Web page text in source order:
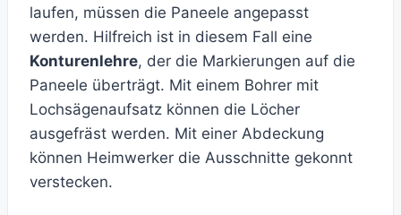
laufen, müssen die Paneele angepasst
werden. Hilfreich ist in diesem Fall eine
Konturenlehre, der die Markierungen auf die
Paneele überträgt. Mit einem Bohrer mit
Lochsägenaufsatz können die Löcher
ausgefräst werden. Mit einer Abdeckung
können Heimwerker die Ausschnitte gekonnt
verstecken.